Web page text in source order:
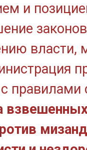
и
власти,
правилами